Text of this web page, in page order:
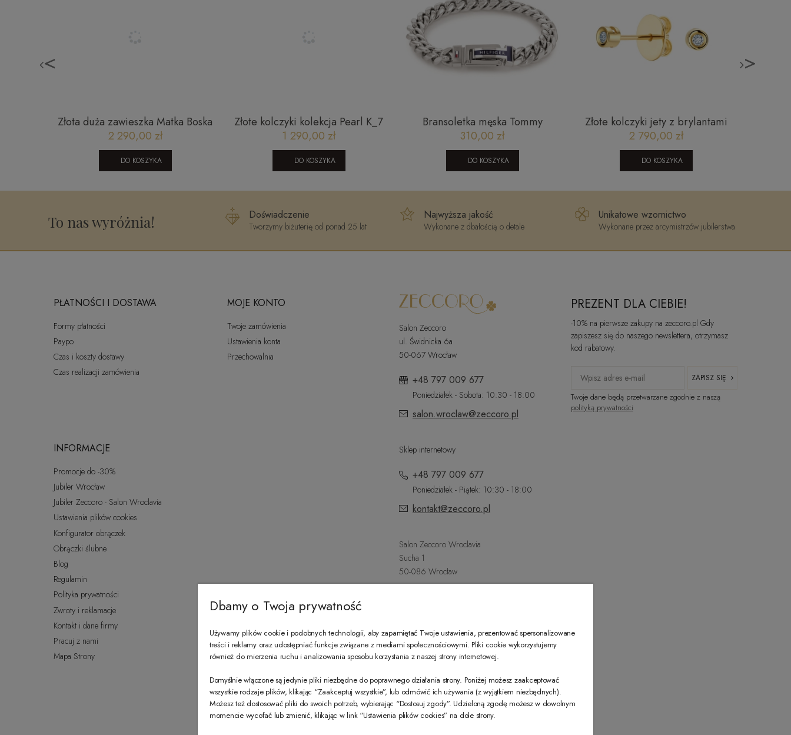
<
Złota duża zawieszka Matka Boska
Częstochowska w prostokątnej
zawieszce
2 290,00 zł
DO KOSZYKA
Złote kolczyki kolekcja Pearl K_7
1 290,00 zł
DO KOSZYKA
Bransoletka męska Tommy
Hilfiger 2790433
310,00 zł
DO KOSZYKA
Złote kolczyki jety z brylantami
JMSE7223 Y Classic diamonds
2 790,00 zł
DO KOSZYKA
>
To nas wyróżnia! Doświadczenie
Tworzymy biżuterię od ponad 25 lat
Najwyższa jakość
Wykonane z dbałością o detale
Unikatowe wzornictwo
Wykonane przez arcymistrzów jubilerstwa
PŁATNOŚCI I DOSTAWA
Formy płatności
Paypo
Czas i koszty dostawy
Czas realizacji zamówienia
MOJE KONTO
Twoje zamówienia
Ustawienia konta
Przechowalnia
INFORMACJE
Promocje do -30%
Jubiler Wrocław
Jubiler Zeccoro - Salon Wroclavia
Ustawienia plików cookies
Konfigurator obrączek
Obrączki ślubne
Blog
Regulamin
Polityka prywatności
Zwroty i reklamacje
Kontakt i dane firmy
Pracuj z nami
Mapa Strony
Salon Zeccoro
ul. Świdnicka 6a
50-067 Wrocław
+48 797 009 677
Poniedziałek - Sobota: 10:30 - 18:00
salon.wroclaw@zeccoro.pl
Sklep internetowy
+48 797 009 677
Poniedziałek - Piątek: 10:30 - 18:00
kontakt@zeccoro.pl
Salon Zeccoro Wroclavia
Sucha 1
50-086 Wrocław
wroclavia@zeccoro.pl
PREZENT DLA CIEBIE!
-10% na pierwsze zakupy na zeccoro.pl Gdy
zapiszesz się do naszego newslettera, otrzymasz
kod rabatowy.
ZAPISZ SIĘ
Twoje dane będą przetwarzane zgodnie z naszą
polityką prywatności
Dbamy o Twoja prywatność
Używamy plików cookie i podobnych technologii, aby zapamiętać Twoje ustawienia, prezentować spersonalizowane
treści i reklamy oraz udostępniać funkcje związane z mediami społecznościowymi. Pliki cookie wykorzystujemy
również do mierzenia ruchu i analizowania sposobu korzystania z naszej strony internetowej.
Domyślnie włączone są jedynie pliki niezbędne do poprawnego działania strony. Poniżej możesz zaakceptować
wszystkie rodzaje plików, klikając “Zaakceptuj wszystkie”, lub odmówić ich używania (z wyjątkiem niezbędnych).
Możesz też dostosować pliki do swoich potrzeb, wybierając “Dostosuj zgody”. Udzieloną zgodę możesz w dowolnym
momencie wycofać lub zmienić, klikając w link “Ustawienia plików cookies” na dole strony.